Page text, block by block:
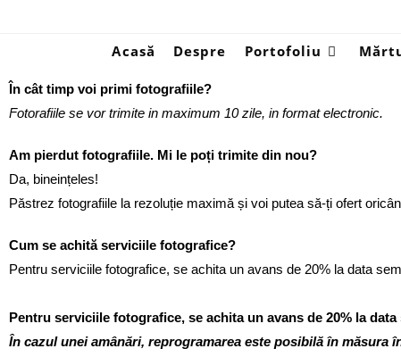
Acasă Despre Portofoliu
În cât timp voi primi fotografiile?
Fotorafiile se vor trimite in maximum 10 zile, in format electronic.
Am pierdut fotografiile. Mi le poți trimite din nou?
Da, bineințeles!
Păstrez fotografiile la rezoluție maximă și voi putea să-ți ofert
Cum se achită serviciile fotografice?
Pentru serviciile fotografice, se achita un avans de 20% la data
Pentru serviciile fotografice, se achita un avans de 20% la
În cazul unei amânări, reprogramarea este posibilă în măsura